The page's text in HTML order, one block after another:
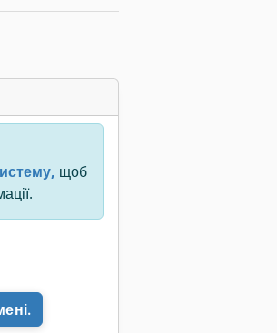
щоб